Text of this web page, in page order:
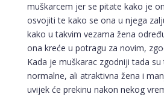
muškarcem jer se pitate kako je
osvojiti te kako se ona u njega
kako u takvim vezama žena
ona kreće u potragu za novim,
Kada je muškarac zgodniji tada
normalne, ali atraktivna žena i
uvijek će prekinu nakon nekog